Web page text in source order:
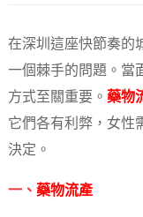
在深圳這座快節奏的
一個棘手的問題。當
方式至關重要。 藥物
它們各有利弊，女性
決定。
一、 藥物流產